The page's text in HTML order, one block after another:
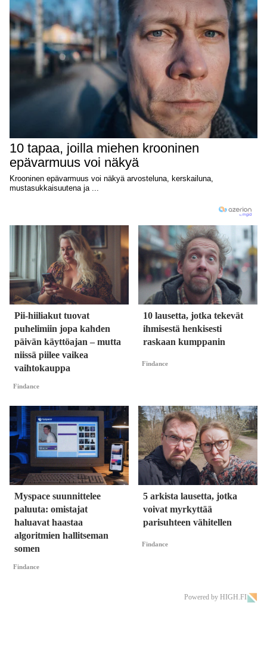
Pii-hiiliakut tuovat
puhelimiin jopa kahden
päivän käyttöajan – mutta
niissä piilee vaikea
vaihtokauppa
Findance
10 lausetta, jotka tekevät
ihmisestä henkisesti
raskaan kumppanin
Findance
Myspace suunnittelee
paluuta: omistajat
haluavat haastaa
algoritmien hallitseman
somen
Findance
5 arkista lausetta, jotka
voivat myrkyttää
parisuhteen vähitellen
Findance
Powered by HIGH.FI